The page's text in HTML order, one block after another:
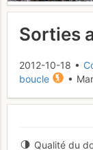
Sorties
2012-10-18 •
boucle
•
Qualité du